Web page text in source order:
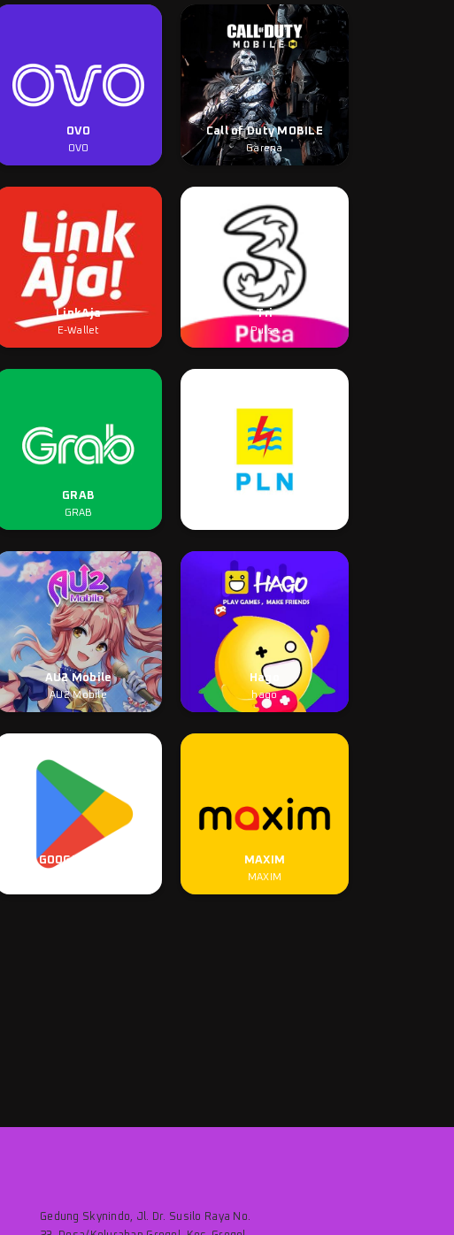
OVO
OVO
Call of Duty MOBILE
Garena
LinkAja
E-Wallet
Tri
Pulsa
GRAB
GRAB
AU2 Mobile
AU2 Mobile
Hago
hago
GOOGLE PLAY MAXIM
MAXIM
Gedung Skynindo, Jl. Dr. Susilo Raya No.